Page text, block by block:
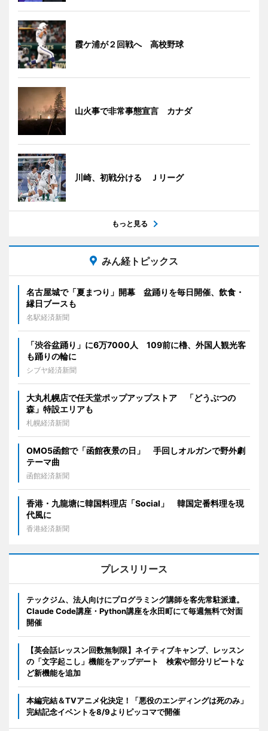
霞ケ浦が２回戦へ 高校野球
山火事で非常事態宣言 カナダ
川崎、初戦分ける Ｊリーグ
もっと見る
みん経トピックス
名古屋城で「夏まつり」開幕 盆踊りを毎日開催、飲食・
縁日ブースも
名駅経済新聞
「渋谷盆踊り」に6万7000人 109前に櫓、外国人観光客
も踊りの輪に
シブヤ経済新聞
大丸札幌店で任天堂ポップアップストア 「どうぶつの
森」特設エリアも
札幌経済新聞
OMO5函館で「函館夜景の日」 手回しオルガンで野外劇
テーマ曲
函館経済新聞
香港・九龍塘に韓国料理店「Social」 韓国定番料理を現
代風に
香港経済新聞
プレスリリース
テックジム、法人向けにプログラミング講師を客先常駐派遣。
Claude Code講座・Python講座を永田町にて毎週無料で対面
開催
【英会話レッスン回数無制限】ネイティブキャンプ、レッスン
の「文字起こし」機能をアップデート 検索や部分リピートな
ど新機能を追加
本編完結＆TVアニメ化決定！「悪役のエンディングは死のみ」
完結記念イベントを8/9よりピッコマで開催